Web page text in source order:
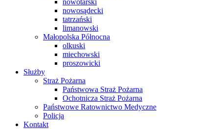
nowotarski
nowosądecki
tatrzański
limanowski
Małopolska Północna
olkuski
miechowski
proszowicki
Służby
Straż Pożarna
Państwowa Straż Pożarna
Ochotnicza Straż Pożarna
Państwowe Ratownictwo Medyczne
Policja
Kontakt